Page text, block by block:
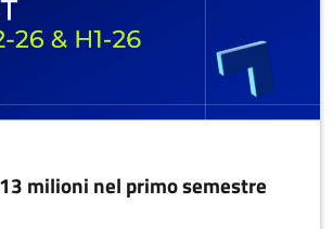
milioni nel primo semestre